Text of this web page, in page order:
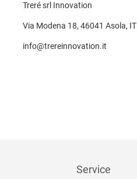
Treré srl Innovation
Via Modena 18, 46041 Asola, IT
info@trereinnovation.it
Service